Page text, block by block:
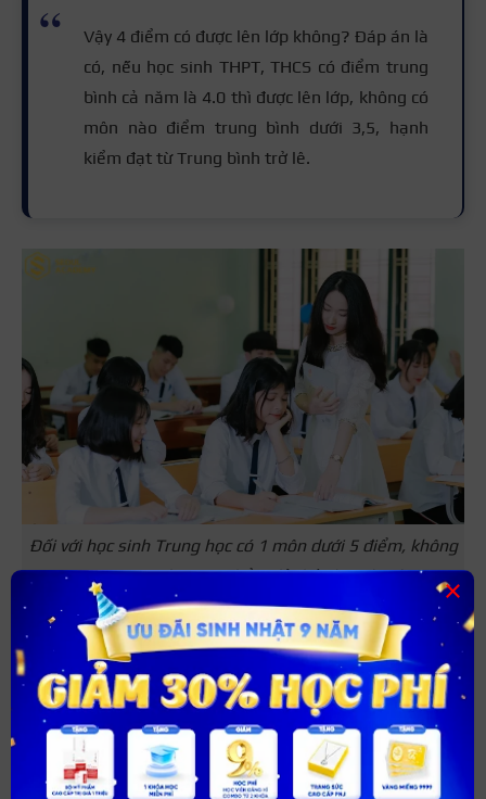
Vậy 4 điểm có được lên lớp không? Đáp án là
có, nếu học sinh THPT, THCS có điểm trung
bình cả năm là 4.0 thì được lên lớp, không có
môn nào điểm trung bình dưới 3,5, hạnh
kiểm đạt từ Trung bình trở lê.
Đối với học sinh Trung học có 1 môn dưới 5 điểm, không
có môn nào dưới 3,5 điểm đủ điều kiện lên lớp
Tìm hiểu thêm:Điểm trung bình môn dưới
3.5 điểm có thi lại không?
×